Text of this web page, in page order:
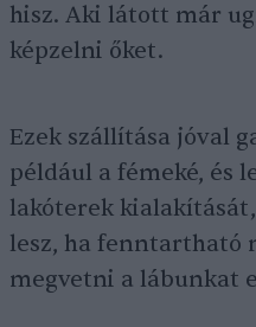
hisz. Aki látott már
képzelni őket.
Ezek szállítása jóval
például a fémeké, és
lakóterek
lesz, ha fenntartható
megvetni a lábunkat